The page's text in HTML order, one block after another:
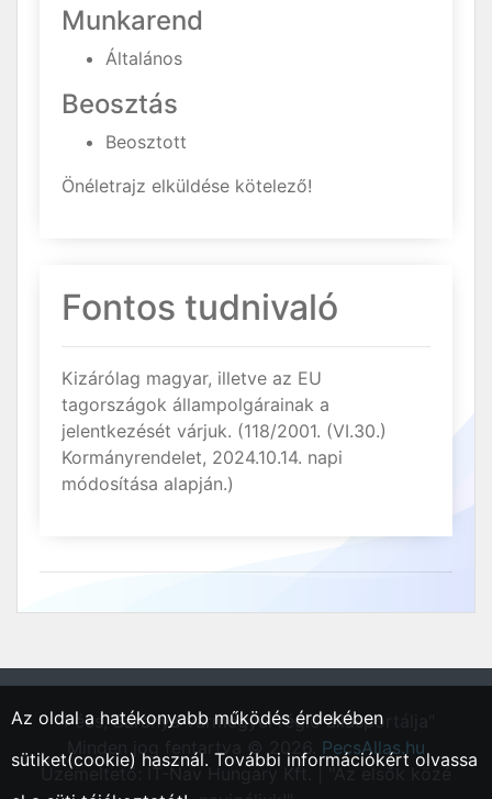
Munkarend
Általános
Beosztás
Beosztott
Önéletrajz elküldése kötelező!
Fontos tudnivaló
Kizárólag magyar, illetve az EU
tagországok állampolgárainak a
jelentkezését várjuk. (118/2001. (VI.30.)
Kormányrendelet, 2024.10.14. napi
módosítása alapján.)
"Pécs, Baranya vármegyei régió állásportálja"
Minden jog fentartva © 2026. PecsAllas.hu
Üzemeltető: IT-Nav Hungary Kft. | "Az elsők közé
Az oldal a hatékonyabb működés érdekében
sütiket(cookie) használ. További információkért olvassa